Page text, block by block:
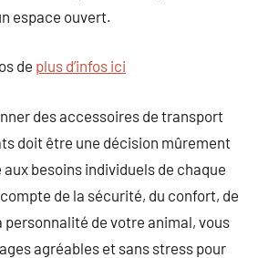
espace ouvert.
de plus d’infos ici
des accessoires de transport
doit être une décision mûrement
besoins individuels de chaque
de la sécurité, du confort, de
de votre animal, vous
agréables et sans stress pour